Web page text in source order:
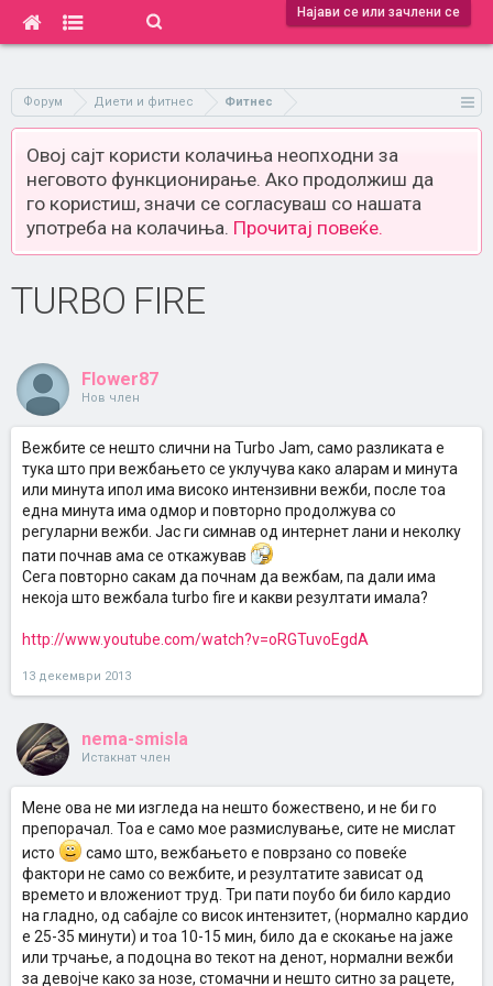
Најави се или зачлени се
Форум Диети и фитнес Фитнес
Овој сајт користи колачиња неопходни за
неговото функционирање. Ако продолжиш да
го користиш, значи се согласуваш со нашата
употреба на колачиња. Прочитај повеќе.
TURBO FIRE
Flower87
Нов член
Вежбите се нешто слични на Turbo Jam, само разликата е
тука што при вежбањето се уклучува како аларам и минута
или минута ипол има високо интензивни вежби, после тоа
една минута има одмор и повторно продолжува со
регуларни вежби. Јас ги симнав од интернет лани и неколку
пати почнав ама се откажував
Сега повторно сакам да почнам да вежбам, па дали има
некоја што вежбала turbo fire и какви резултати имала?
http://www.youtube.com/watch?v=oRGTuvoEgdA
13 декември 2013
nema-smisla
Истакнат член
Мене ова не ми изгледа на нешто божествено, и не би го
препорачал. Тоа е само мое размислување, сите не мислат
исто
само што, вежбањето е поврзано со повеќе
фактори не само со вежбите, и резултатите зависат од
времето и вложениот труд. Три пати поубо би било кардио
на гладно, од сабајле со висок интензитет, (нормално кардио
е 25-35 минути) и тоа 10-15 мин, било да е скокање на јаже
или трчање, а подоцна во текот на денот, нормални вежби
за девојче како за нозе, стомачни и нешто ситно за рацете,